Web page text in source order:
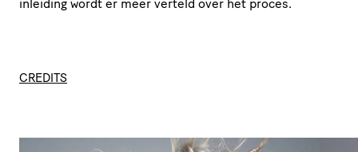
inleiding wordt er meer verteld over het proces.
CREDITS